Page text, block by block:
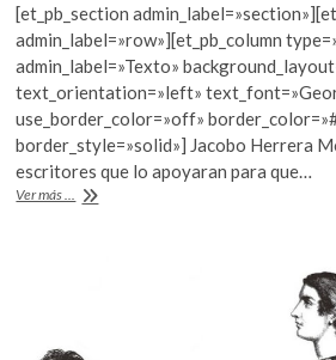
e
b
o
o
k
itt
er
at
s
A
p
p
[et_pb_section
admin_label=»row»][et_pb_column
admin_label=»Texto»
text_orientation=»left»
use_border_color=»off»
border_style=»solid»] Jacobo Herrera
escritores que lo apoyaran para que…
Ver más ...
«No